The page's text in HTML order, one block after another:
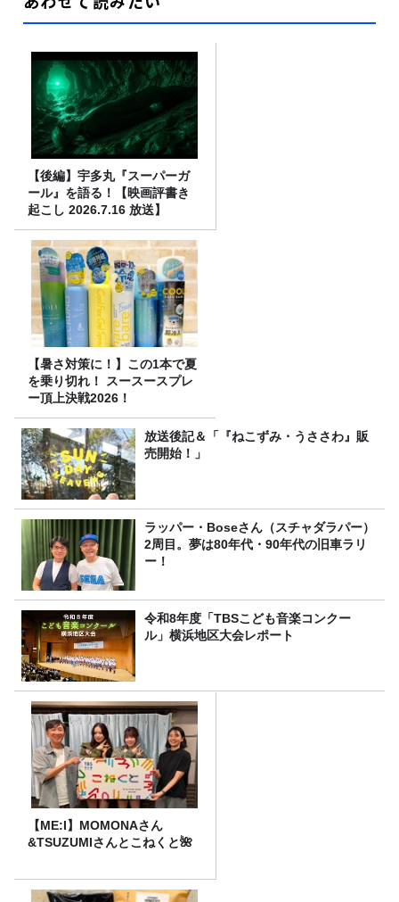
【後編】宇多丸『スーパーガ
ール』を語る！【映画評書き
起こし 2026.7.16 放送】
【暑さ対策に！】この1本で夏
を乗り切れ！ スースースプレ
ー頂上決戦2026！
放送後記＆「『ねこずみ・うささわ』販
売開始！」
ラッパー・Boseさん（スチャダラパー）
2周目。夢は80年代・90年代の旧車ラリ
ー！
令和8年度「TBSこども音楽コンクー
ル」横浜地区大会レポート
【ME:I】MOMONAさん
&TSUZUMIさんとこねくと🌺